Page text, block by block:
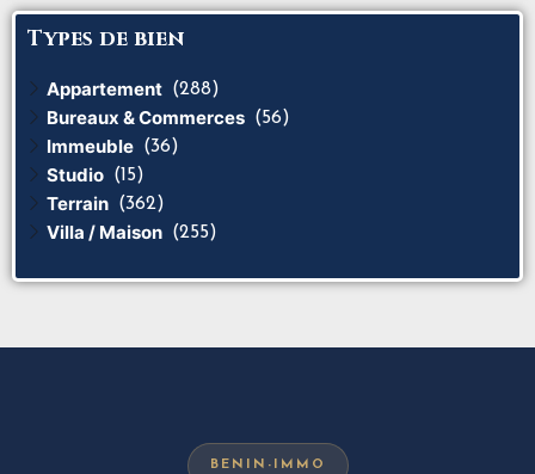
Types de bien
Appartement (288)
Bureaux & Commerces (56)
Immeuble (36)
Studio (15)
Terrain (362)
Villa / Maison (255)
BENIN-IMMO